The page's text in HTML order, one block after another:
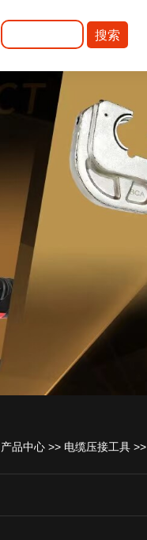
搜索
产品中心>> 电缆压接工具>>